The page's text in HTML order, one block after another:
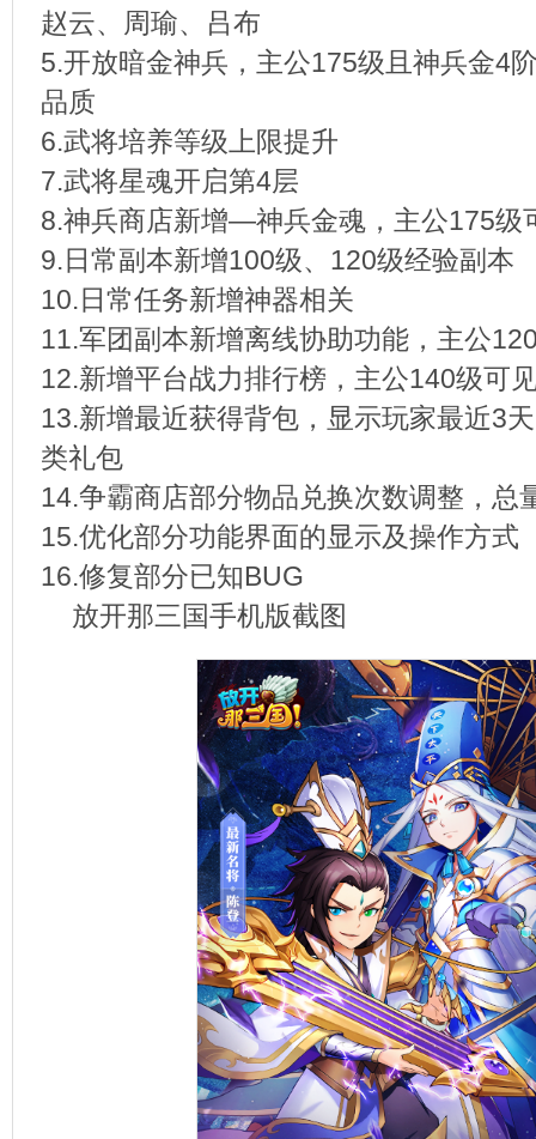
赵云、周瑜、吕布
5.开放暗金神兵，主公175级且神兵金4
品质
6.武将培养等级上限提升
7.武将星魂开启第4层
8.神兵商店新增—神兵金魂，主公175级
9.日常副本新增100级、120级经验副本
10.日常任务新增神器相关
11.军团副本新增离线协助功能，主公
12.新增平台战力排行榜，主公140级可
13.新增最近获得背包，显示玩家最近3
类礼包
14.争霸商店部分物品兑换次数调整，总
15.优化部分功能界面的显示及操作方式
16.修复部分已知BUG
放开那三国手机版截图